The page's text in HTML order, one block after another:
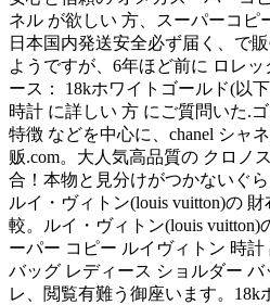
ネル が欲しい 方、スーパーコピ
日本国内発送安全必ず届く、で
ようですが、6年ほど前に ロレ
ース： 18kホワイトゴールド(以
時計 に詳しい 方 にご質問いた.
特徴 などを中心に、chanel シャ
贩.com。大人気高品質の クロノ
合！本物と見分けがつかないぐ
ルイ・ヴィトン(louis vuitton)の
較。ルイ・ヴィトン(louis vuitton)
ーパー コピー ルイヴィトン 時計
バッグ レディース ショルダー バ
レ、閲覧有難う御座います。18k